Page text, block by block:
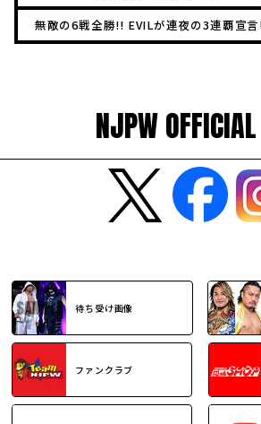
無敵の6戦全勝!! EVILが連夜の3連覇宣言
NJPW
待ち受け画像
ファンクラブ